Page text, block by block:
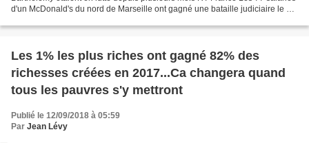
d'un McDonald's du nord de Marseille ont gagné une bataille judiciaire le 7
Les 1% les plus riches ont gagné 82% des
richesses créées en 2017...Ca changera quand
tous les pauvres s'y mettront
Publié le 12/09/2018 à 05:59
Par Jean Lévy